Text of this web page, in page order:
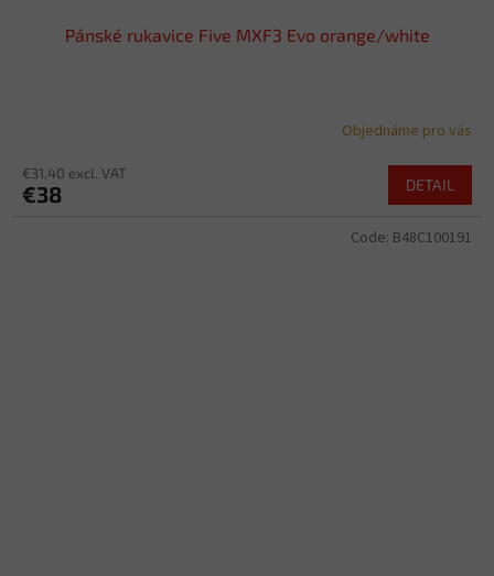
Pánské rukavice Five MXF3 Evo orange/white
Objednáme pro vás
€31,40 excl. VAT
€38 DETAIL
Code: B48C100191